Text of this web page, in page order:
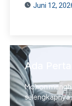
Juni 12,
Ada
Mohon
selengkapnya.